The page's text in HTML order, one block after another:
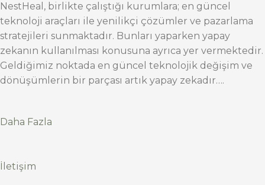
NestHeal, birlikte çalıştığı kurumlara; en güncel
teknoloji araçları ile yenilikçi çözümler ve pazarlama
stratejileri sunmaktadır. Bunları yaparken yapay
zekanın kullanılması konusuna ayrıca yer vermektedir.
Geldiğimiz noktada en güncel teknolojik değişim ve
dönüşümlerin bir parçası artık yapay zekadır….
Daha Fazla
İletişim